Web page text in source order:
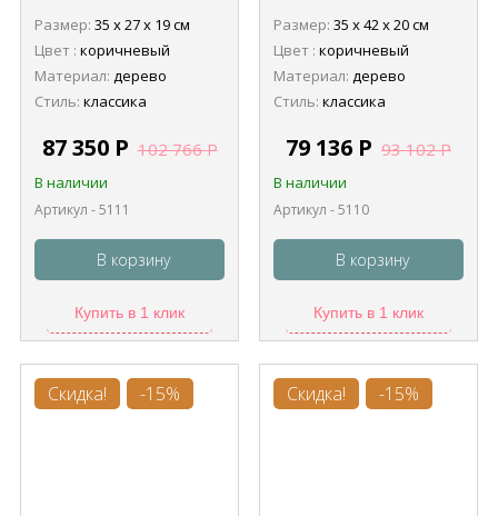
Размер: 35 х 27 х 19 см
Цвет : коричневый
Материал: дерево
Стиль: классика
87 350 Р 102 766Р
В наличии
Артикул - 5111
В корзину
Купить в 1 клик
Размер: 35 х 42 х 20 см
Цвет : коричневый
Материал: дерево
Стиль: классика
79 136 Р 93 102Р
В наличии
Артикул - 5110
В корзину
Купить в 1 клик
Скидка! -15% Скидка! -15%